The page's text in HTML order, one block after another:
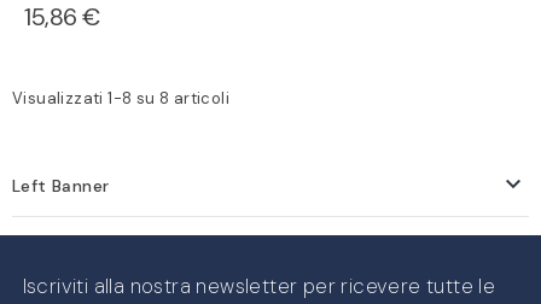
15,86 €
Visualizzati 1-8 su 8 articoli
Left Banner 
Iscriviti alla nostra newsletter per ricevere tutte le